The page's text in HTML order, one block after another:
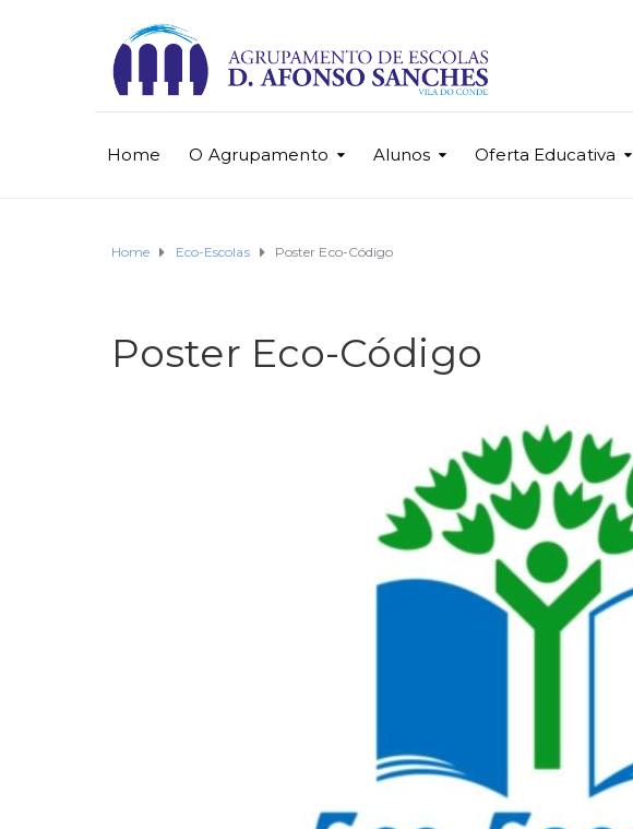
Home O Agrupamento Alunos Oferta Educativa
Home Eco-Escolas Poster Eco-Código
Poster Eco-Código